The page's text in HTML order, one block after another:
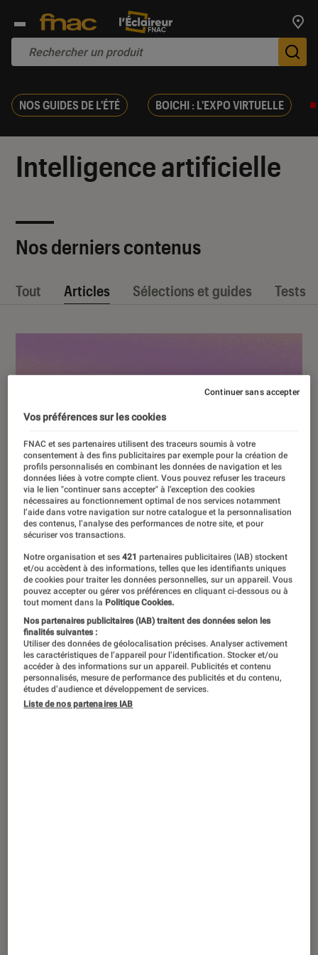
NOS GUIDES DE L'ÉTÉ BOICHI : L'EXPO VIRTUELLE
Intelligence artificielle
Nos derniers contenus
Tout Articles Sélections et guides Tests
Microsoft dégaine sa propre IA
générative et s’en prend à Nano Banana
ACTU
Application • 15 oct. 2025
Vos préférences sur les cookies
FNAC et ses partenaires utilisent des traceurs soumis à votre
consentement à des fins publicitaires par exemple pour la création de
profils personnalisés en combinant les données de navigation et les
données liées à votre compte client. Vous pouvez refuser les traceurs
via le lien "continuer sans accepter" à l’exception des cookies
nécessaires au fonctionnement optimal de nos services notamment
l’aide dans votre navigation sur notre catalogue et la personnalisation
des contenus, l’analyse des performances de notre site, et pour
sécuriser vos transactions.
Notre organisation et ses421 partenaires publicitaires (IAB) stockent
et/ou accèdent à des informations, telles que les identifiants uniques
de cookies pour traiter les données personnelles, sur un appareil. Vous
pouvez accepter ou gérer vos préférences en cliquant ci-dessous ou à
tout moment dans la Politique Cookies.
Nos partenaires publicitaires (IAB) traitent des données selon les
finalités suivantes :
Utiliser des données de géolocalisation précises. Analyser activement
les caractéristiques de l’appareil pour l’identification. Stocker et/ou
accéder à des informations sur un appareil. Publicités et contenu
personnalisés, mesure de performance des publicités et du contenu,
études d’audience et développement de services.
Liste de nos partenaires IAB
Continuer sans accepter